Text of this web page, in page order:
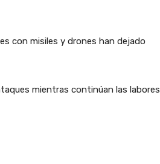
con misiles y drones han dejado
mientras continúan las labores